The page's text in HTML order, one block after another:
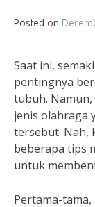
Posted on
Saat ini,
pentingnya
tubuh.
jenis olahraga
tersebut. Nah,
beberapa tips
untuk
Pertama-